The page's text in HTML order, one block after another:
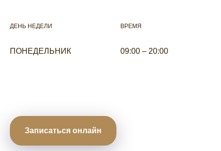
ДЕНЬ НЕДЕЛИ ВРЕМЯ
ПОНЕДЕЛЬНИК 09:00 – 20:00
Записаться онлайн